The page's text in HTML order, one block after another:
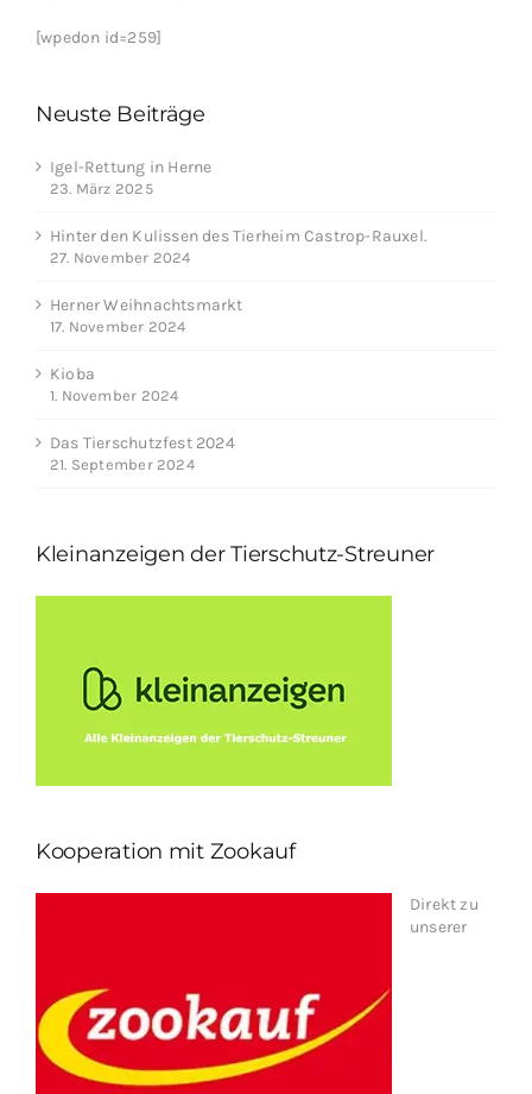
[wpedon id=259]
Neuste Beiträge
Igel-Rettung in Herne
23. März 2025
Hinter den Kulissen des Tierheim Castrop-Rauxel.
27. November 2024
Herner Weihnachtsmarkt
17. November 2024
Kioba
1. November 2024
Das Tierschutzfest 2024
21. September 2024
Kleinanzeigen der Tierschutz-Streuner
Kooperation mit Zookauf
Direkt zu
unserer